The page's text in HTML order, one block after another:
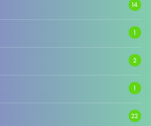
14
1
2
1
22